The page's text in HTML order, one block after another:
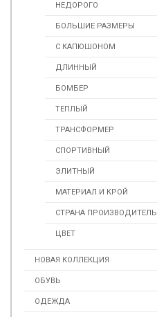
НЕДОРОГО
БОЛЬШИЕ РАЗМЕРЫ
С КАПЮШОНОМ
ДЛИННЫЙ
БОМБЕР
ТЕПЛЫЙ
ТРАНСФОРМЕР
СПОРТИВНЫЙ
ЭЛИТНЫЙ
МАТЕРИАЛ И КРОЙ
СТРАНА ПРОИЗВОДИТЕЛЬ
ЦВЕТ
НОВАЯ КОЛЛЕКЦИЯ
ОБУВЬ
ОДЕЖДА